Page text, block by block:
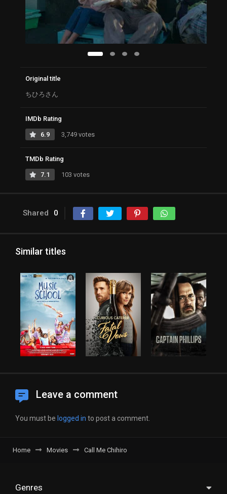
Original title
ちひろさん
IMDb Rating
6.9 3,749 votes
TMDb Rating
7.1 103 votes
Shared 0
Similar titles
Leave a comment
You must be logged in to post a comment.
Home Movies Call Me Chihiro
Genres